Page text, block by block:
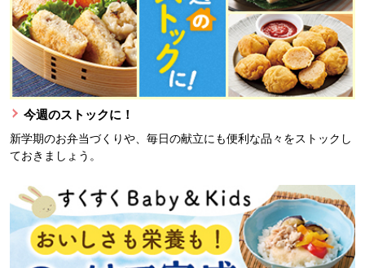
今週のストックに！
新学期のお弁当づくりや、毎日の献立にも便利な品々をストックし
ておきましょう。